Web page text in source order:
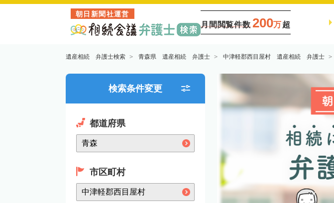
朝日新聞社運営
月間閲覧件数 200万超
遺産相続 弁護士検索 青森県 遺産相続 弁護士 中津軽郡西目屋村 遺産相続 弁護士
検索条件変更
都道府県
市区町村